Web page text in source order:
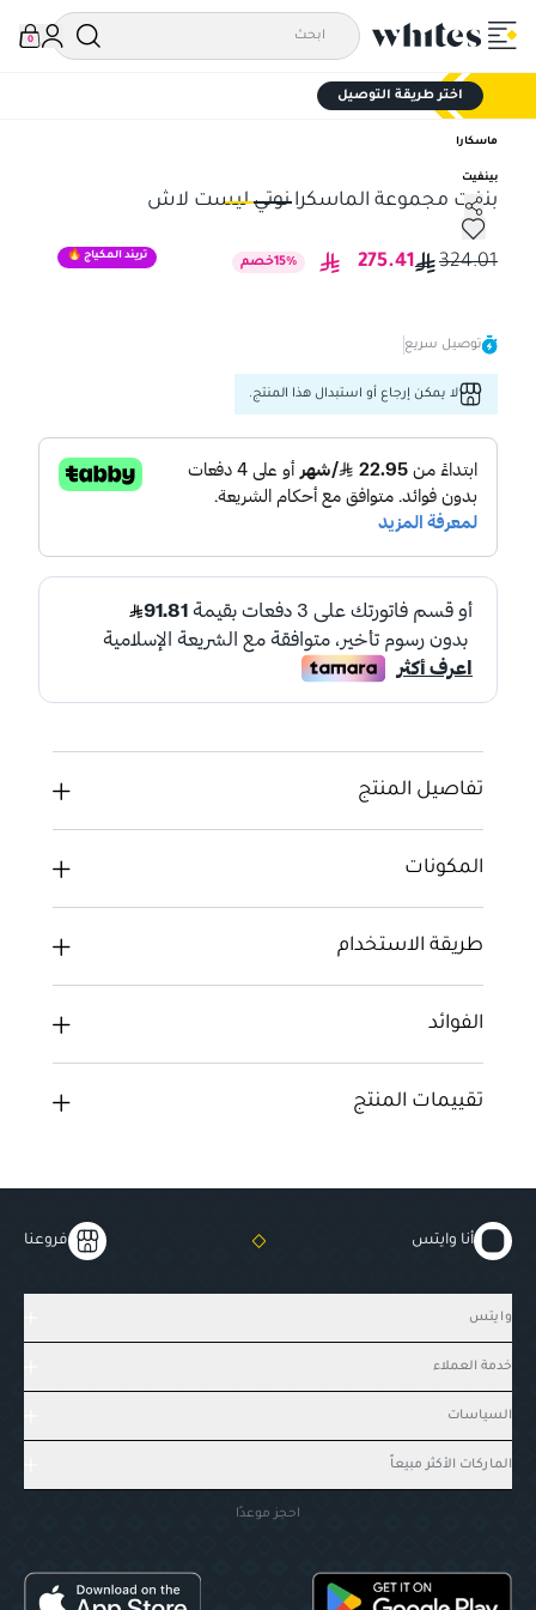
0
اختر طريقة التوصيل
ماسكارا
بينفيت
بنفت مجموعة الماسكرا نوتي ليست لاش
تريند المكياج 🔥
بنفت مجموعة الماسكرا نوتي ليست لاش
324.01
275.41
15% خصم
توصيل سريع
لا يمكن إرجاع أو استبدال هذا المنتج.
تفاصيل المنتج
المكونات
طريقة الاستخدام
الفوائد
تقييمات المنتج
أنا وايتس فروعنا
وايتس
خدمة العملاء
السياسات
الماركات الأكثر مبيعاً
احجز موعدًا